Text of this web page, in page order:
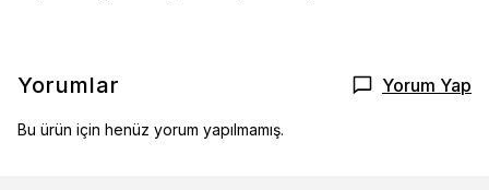
Yorumlar Yorum Yap
Bu ürün için henüz yorum yapılmamış.